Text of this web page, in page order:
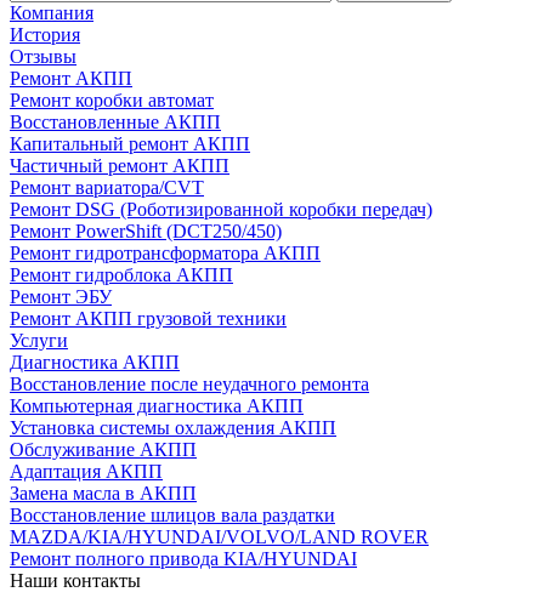
Компания
История
Отзывы
Ремонт АКПП
Ремонт коробки автомат
Восстановленные АКПП
Капитальный ремонт АКПП
Частичный ремонт АКПП
Ремонт вариатора/CVT
Ремонт DSG (Роботизированной коробки передач)
Ремонт PowerShift (DCT250/450)
Ремонт гидротрансформатора АКПП
Ремонт гидроблока АКПП
Ремонт ЭБУ
Ремонт АКПП грузовой техники
Услуги
Диагностика АКПП
Восстановление после неудачного ремонта
Компьютерная диагностика АКПП
Установка системы охлаждения АКПП
Обслуживание АКПП
Адаптация АКПП
Замена масла в АКПП
Восстановление шлицов вала раздатки
MAZDA/KIA/HYUNDAI/VOLVO/LAND ROVER
Ремонт полного привода KIA/HYUNDAI
Наши контакты